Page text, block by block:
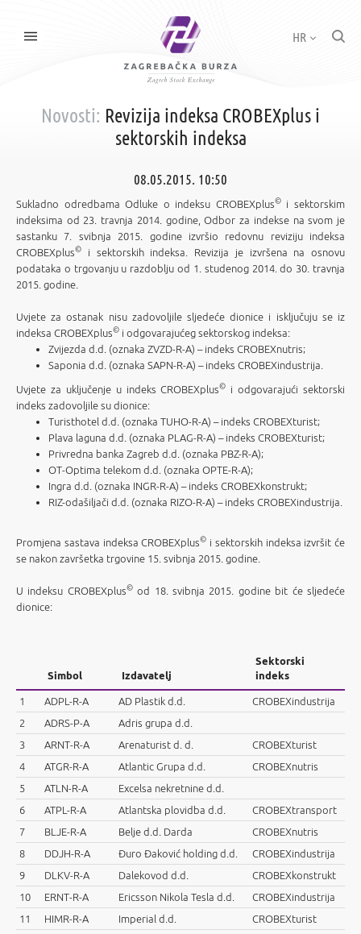
HR
Novosti: Revizija indeksa CROBEXplus i
sektorskih indeksa
08.05.2015. 10:50
Sukladno odredbama Odluke o indeksu CROBEXplus©i sektorskim
indeksima od 23. travnja 2014. godine, Odbor za indekse na svom je
sastanku 7. svibnja 2015. godine izvršio redovnu reviziju indeksa
CROBEXplus©
i sektorskih indeksa. Revizija je izvršena na osnovu
podataka o trgovanju u razdoblju od 1. studenog 2014. do 30. travnja
2015. godine.
Uvjete za ostanak nisu zadovoljile sljedeće dionice i isključuju se iz
indeksa CROBEXplus© i odgovarajućeg sektorskog indeksa:
Zvijezda d.d. (oznaka ZVZD-R-A) – indeks CROBEXnutris;
Saponia d.d. (oznaka SAPN-R-A) – indeks CROBEXindustrija.
Uvjete za uključenje u indeks CROBEXplus©
i odgovarajući sektorski
indeks zadovoljile su dionice:
Turisthotel d.d. (oznaka TUHO-R-A) – indeks CROBEXturist;
Plava laguna d.d. (oznaka PLAG-R-A) – indeks CROBEXturist;
Privredna banka Zagreb d.d. (oznaka PBZ-R-A);
OT-Optima telekom d.d. (oznaka OPTE-R-A);
Ingra d.d. (oznaka INGR-R-A) – indeks CROBEXkonstrukt;
RIZ-odašiljači d.d. (oznaka RIZO-R-A) – indeks CROBEXindustrija.
Promjena sastava indeksa CROBEXplus© i sektorskih indeksa izvršit će
se nakon završetka trgovine 15. svibnja 2015. godine.
U indeksu CROBEXplus©od 18. svibnja 2015. godine bit će sljedeće
dionice:
Simbol Izdavatelj
Sektorski
indeks
1 ADPL-R-A AD Plastik d.d.
CROBEXindustrija
2
ADRS-P-A
Adris grupa d.d.
3
ARNT-R-A Arenaturist d. d.
CROBEXturist
4
ATGR-R-A Atlantic Grupa d.d.
CROBEXnutris
5
ATLN-R-A
Excelsa nekretnine d.d.
6
ATPL-R-A Atlantska plovidba d.d.
CROBEXtransport
7
BLJE-R-A Belje d.d. Darda
CROBEXnutris
8
DDJH-R-A Đuro Đaković holding d.d.
CROBEXindustrija
9
DLKV-R-A Dalekovod d.d.
CROBEXkonstrukt
10
ERNT-R-A Ericsson Nikola Tesla d.d.
CROBEXindustrija
11
HIMR-R-A Imperial d.d.
CROBEXturist